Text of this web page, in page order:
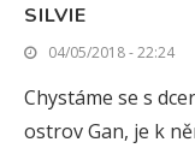
SILVIE
04/05/2018 - 22:24
Chystáme se s
ostrov Gan, je k